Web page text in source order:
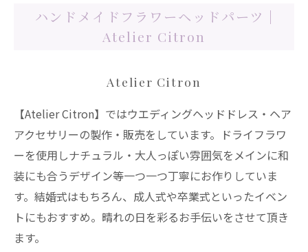
ハンドメイドフラワーヘッドパーツ |
Atelier Citron
Atelier Citron
【Atelier Citron】ではウエディングヘッドドレス・ヘア
アクセサリーの製作・販売をしています。ドライフラワ
ーを使用しナチュラル・大人っぽい雰囲気をメインに和
装にも合うデザイン等一つ一つ丁寧にお作りしていま
す。結婚式はもちろん、成人式や卒業式といったイベン
トにもおすすめ。晴れの日を彩るお手伝いをさせて頂き
ます。